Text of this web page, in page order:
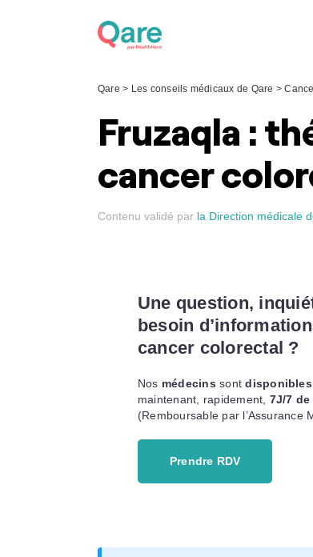
Qare > Les conseils médicaux de Qare >
Fruzaqla :
cancer
Contenu validé par la Direction médicale
Une question,
besoin
cancer colorectal ?
Nos médecinssont
maintenant, rapidement, 7J/7 de
(Remboursable par l’Assurance
Prendre RDV